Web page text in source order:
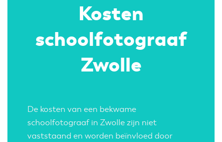
Kosten
schoolfotograaf
Zwolle
De kosten van een bekwame
schoolfotograaf in Zwolle zijn niet
vaststaand en worden beïnvloed door